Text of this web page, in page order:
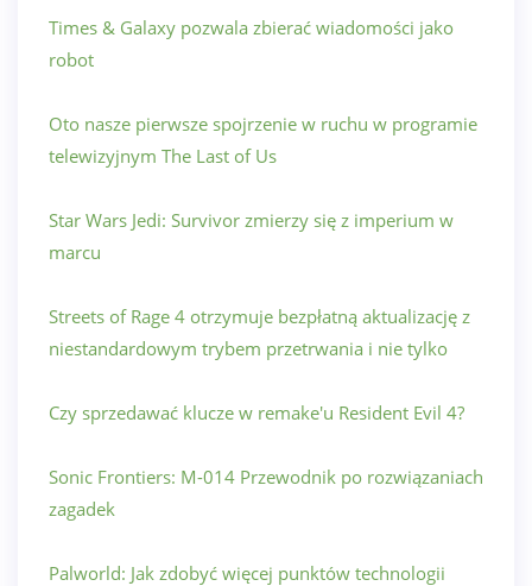
Times & Galaxy pozwala zbierać wiadomości jako
robot
Oto nasze pierwsze spojrzenie w ruchu w programie
telewizyjnym The Last of Us
Star Wars Jedi: Survivor zmierzy się z imperium w
marcu
Streets of Rage 4 otrzymuje bezpłatną aktualizację z
niestandardowym trybem przetrwania i nie tylko
Czy sprzedawać klucze w remake'u Resident Evil 4?
Sonic Frontiers: M-014 Przewodnik po rozwiązaniach
zagadek
Palworld: Jak zdobyć więcej punktów technologii